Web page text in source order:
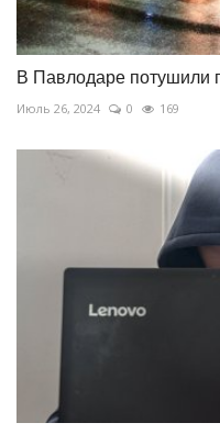
В Павлодаре потушили
Июль 26, 2024 0 169